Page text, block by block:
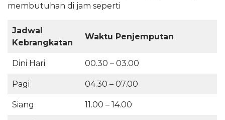
membutuhan di jam seperti
Jadwal
Kebrangkatan
Waktu Penjemputan
Dini Hari 00.30 – 03.00
Pagi 04.30 – 07.00
Siang 11.00 – 14.00